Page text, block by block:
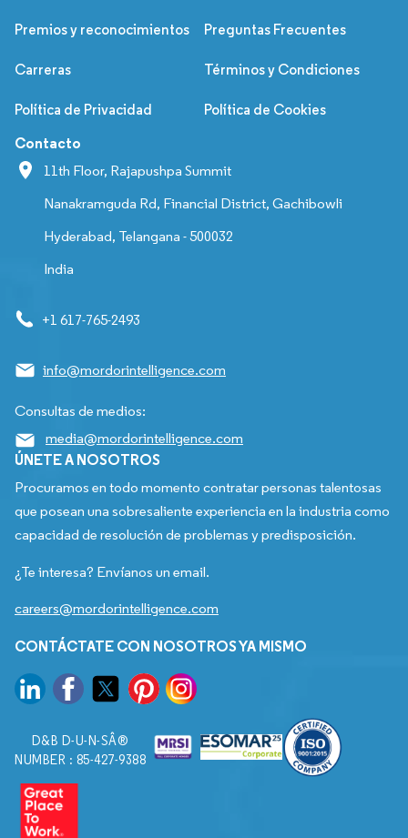
Premios y reconocimientos Preguntas Frecuentes
Carreras Términos y Condiciones
Política de Privacidad Política de Cookies
Contacto
11th Floor, Rajapushpa Summit
Nanakramguda Rd, Financial District, Gachibowli
Hyderabad, Telangana - 500032
India
+1 617-765-2493
info@mordorintelligence.com
Consultas de medios:
media@mordorintelligence.com
ÚNETE A NOSOTROS
Procuramos en todo momento contratar personas talentosas
que posean una sobresaliente experiencia en la industria como
capacidad de resolución de problemas y predisposición.
¿Te interesa? Envíanos un email.
careers@mordorintelligence.com
CONTÁCTATE CON NOSOTROS YA MISMO
D&B D-U-N-SÂ®
NUMBER : 85-427-9388